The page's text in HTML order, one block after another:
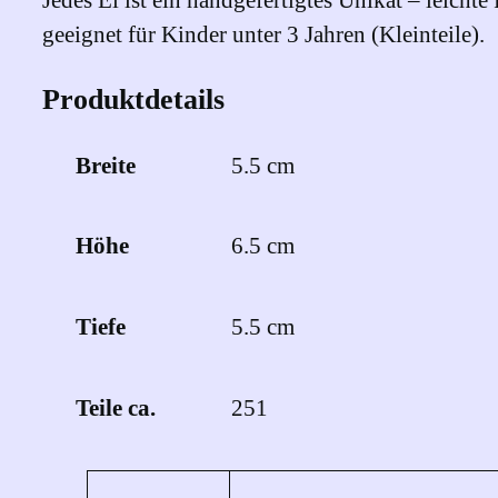
geeignet für Kinder unter 3 Jahren (Kleinteile).
Produktdetails
Breite 5.5 cm
Höhe 6.5 cm
Tiefe 5.5 cm
Teile ca. 251